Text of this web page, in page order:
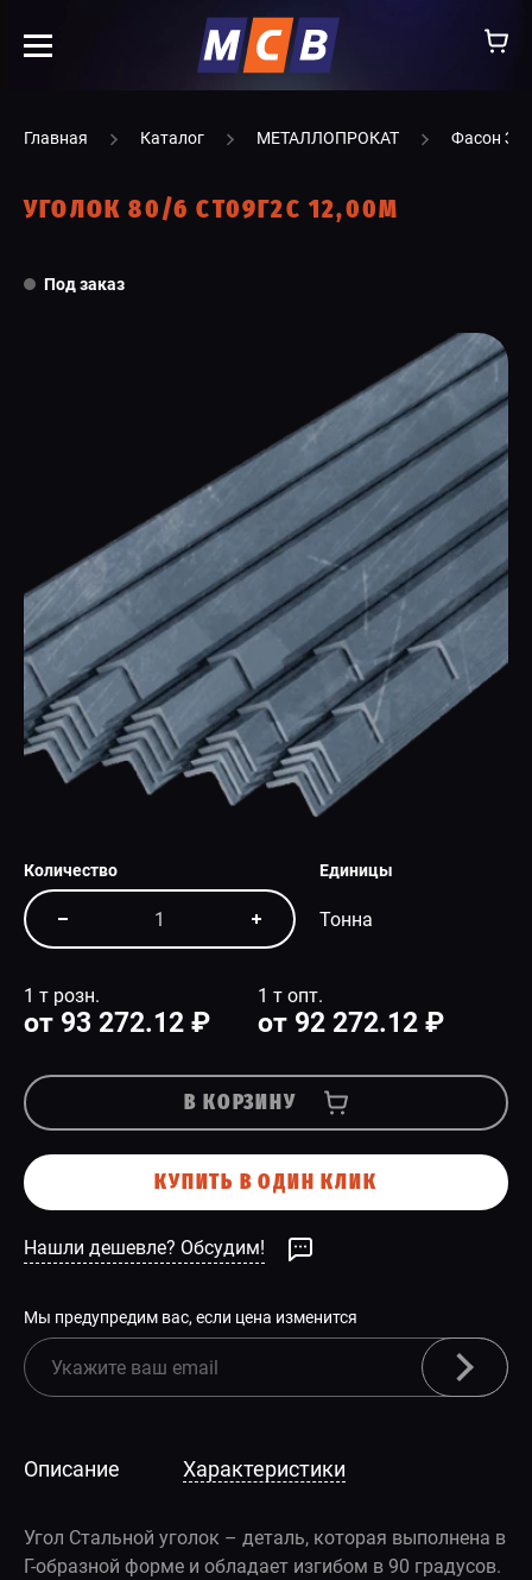
КАТАЛОГ
УСЛУГИ
КОНТАКТЫ
СПЕЦПРЕДЛОЖЕНИЕ
Главная Каталог МЕТАЛЛОПРОКАТ Фасон
УГОЛОК 80/6 СТ09Г2С 12,00М
Под заказ
Количество Единицы
Тонна
1 т розн.
от 93 272.12 ₽
1 т опт.
от 92 272.12 ₽
В КОРЗИНУ
КУПИТЬ В ОДИН КЛИК
Нашли дешевле? Обсудим!
Мы предупредим вас, если цена изменится
Описание Характеристики
Угол Стальной уголок – деталь, которая выполнена в
Г-образной форме и обладает изгибом в 90 градусов.